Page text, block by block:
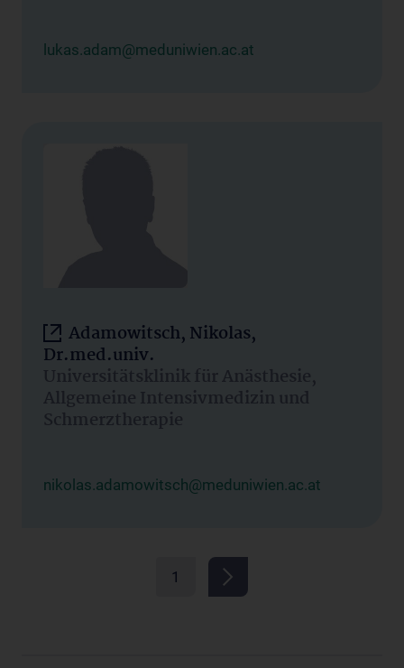
lukas.adam@meduniwien.ac.at
Adamowitsch, Nikolas,
Dr.med.univ.
Universitätsklinik für Anästhesie,
Allgemeine Intensivmedizin und
Schmerztherapie
nikolas.adamowitsch@meduniwien.ac.at
1